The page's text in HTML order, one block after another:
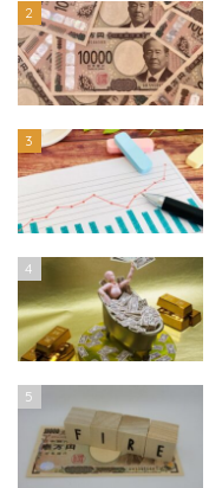
2
3
4
5